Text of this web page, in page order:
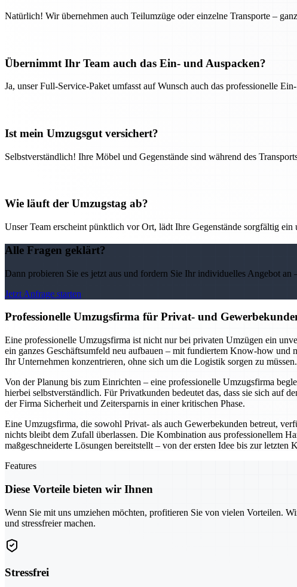
Natürlich! Wir übernehmen auch Teilumzüge oder einzelne Transporte –
Übernimmt Ihr Team auch das Ein- und Auspacken?
Ja, unser Full-Service-Paket umfasst auf Wunsch auch das professionelle
Ist mein Umzugsgut versichert?
Selbstverständlich! Ihre Möbel und Gegenstände sind während des
Wie läuft der Umzugstag ab?
Unser Team erscheint pünktlich vor Ort, lädt Ihre Gegenstände sorgfältig
Alle Fragen geklärt?
Dann probieren Sie es jetzt aus und fordern Sie Ihr individuelles Angebot an
Jetzt Anfrage starten
Professionelle Umzugsfirma für Privat- und
Eine professionelle Umzugsfirma ist nicht nur bei privaten Umzügen ein
ein ganzes Geschäftsumfeld neu aufbauen – mit fundiertem Know-how
Ihr Unternehmen konzentrieren, ohne sich um die Logistik sorgen zu müssen.
Von der Planung bis zum Einrichten – eine professionelle Umzugsfirma
hierbei selbstverständlich. Für Privatkunden bedeutet das, dass sie sich auf
der Firma Sicherheit und Zeitersparnis in einer kritischen Phase.
Eine Umzugsfirma, die sowohl Privat- als auch Gewerbekunden betreut,
nichts bleibt dem Zufall überlassen. Die Kombination aus professionellem
maßgeschneiderte Lösungen bereitstellt – von der ersten Idee bis zur letzten
Features
Diese Vorteile bieten wir Ihnen
Wenn Sie mit uns umziehen möchten, profitieren Sie von vielen Vorteilen.
und stressfreier machen.
Stressfrei